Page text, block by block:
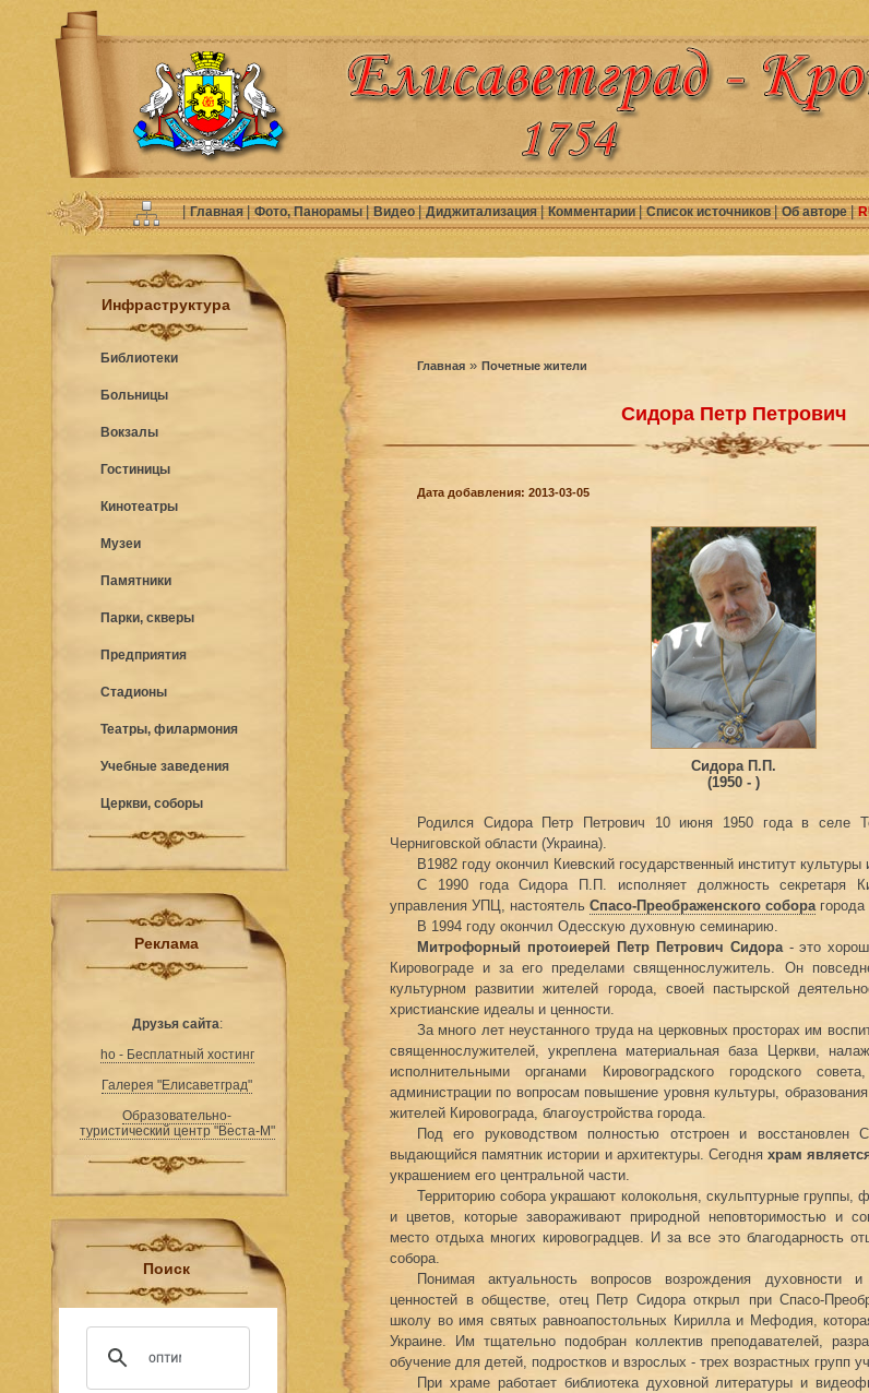
|Главная|Фото, Панорамы|Видео|Диджитализация|Комментарии|Список источников|Об авторе|
Инфраструктура
Библиотеки
Больницы
Вокзалы
Гостиницы
Кинотеатры
Музеи
Памятники
Парки, скверы
Предприятия
Стадионы
Театры, филармония
Учебные заведения
Церкви, соборы
Реклама
Друзья сайта:
ho - Бесплатный хостинг
Галерея "Елисаветград"
Образовательно-
туристический центр "Веста-М"
Поиск
Главная » Почетные жители
Сидора Петр Петрович
Дата добавления: 2013-03-05
Сидора П.П.
(1950 - )
Родился Сидора Петр Петрович 10 июня 1950 года в селе
Черниговской области (Украина).
В1982 году окончил Киевский государственный институт
С 1990 года Сидора П.П. исполняет должность секретаря
управления УПЦ, настоятель Спасо-Преображенского соборагорода
В 1994 году окончил Одесскую духовную семинарию.
Митрофорный протоиерей Петр Петрович Сидора- это
Кировограде и за его пределами священнослужитель. Он
культурном развитии жителей города, своей пастырской
христианские идеалы и ценности.
За много лет неустанного труда на церковных просторах им
священнослужителей, укреплена материальная база Церкви,
исполнительными органами Кировоградского городского
администрации по вопросам повышение уровня культуры,
жителей Кировограда, благоустройства города.
Под его руководством полностью отстроен и восстановлен
выдающийся памятник истории и архитектуры. Сегодняхрам
украшением его центральной части.
Территорию собора украшают колокольня, скульптурные группы,
и цветов, которые завораживают природной неповторимостью и
место отдыха многих кировоградцев. И за все это благодарность
собора.
Понимая актуальность вопросов возрождения духовности
ценностей в обществе, отец Петр Сидора открыл при Спасо-
школу во имя святых равноапостольных Кирилла и Мефодия,
Украине. Им тщательно подобран коллектив преподавателей,
обучение для детей, подростков и взрослых - трех возрастных групп
При храме работает библиотека духовной литературы и